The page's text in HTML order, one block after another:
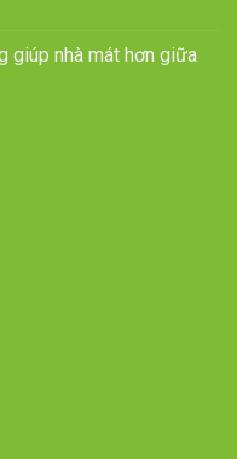
giúp nhà mát hơn giữa